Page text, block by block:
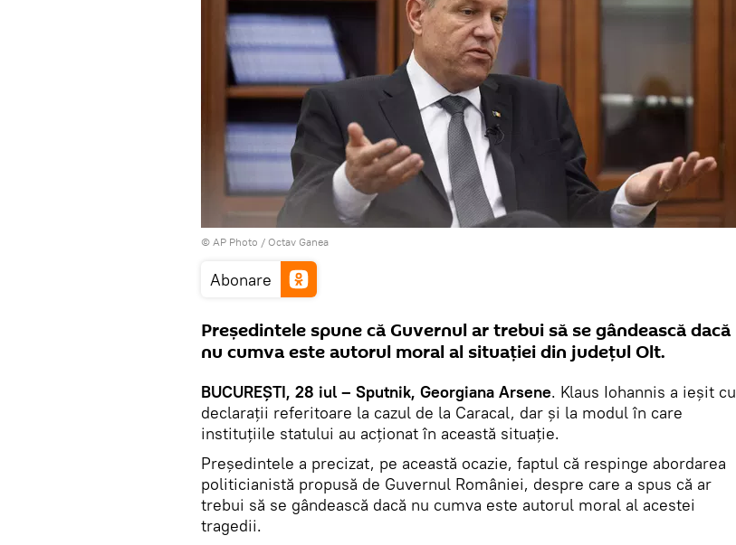
© AP Photo / Octav Ganea
Abonare
Președintele spune că Guvernul ar trebui să se gândească dacă
nu cumva este autorul moral al situației din județul Olt.
BUCUREȘTI, 28 iul – Sputnik, Georgiana Arsene. Klaus Iohannis a ieșit cu
declarații referitoare la cazul de la Caracal, dar și la modul în care
instituțiile statului au acționat în această situație.
Președintele a precizat, pe această ocazie, faptul că respinge abordarea
politicianistă propusă de Guvernul României, despre care a spus că ar
trebui să se gândească dacă nu cumva este autorul moral al acestei
tragedii.